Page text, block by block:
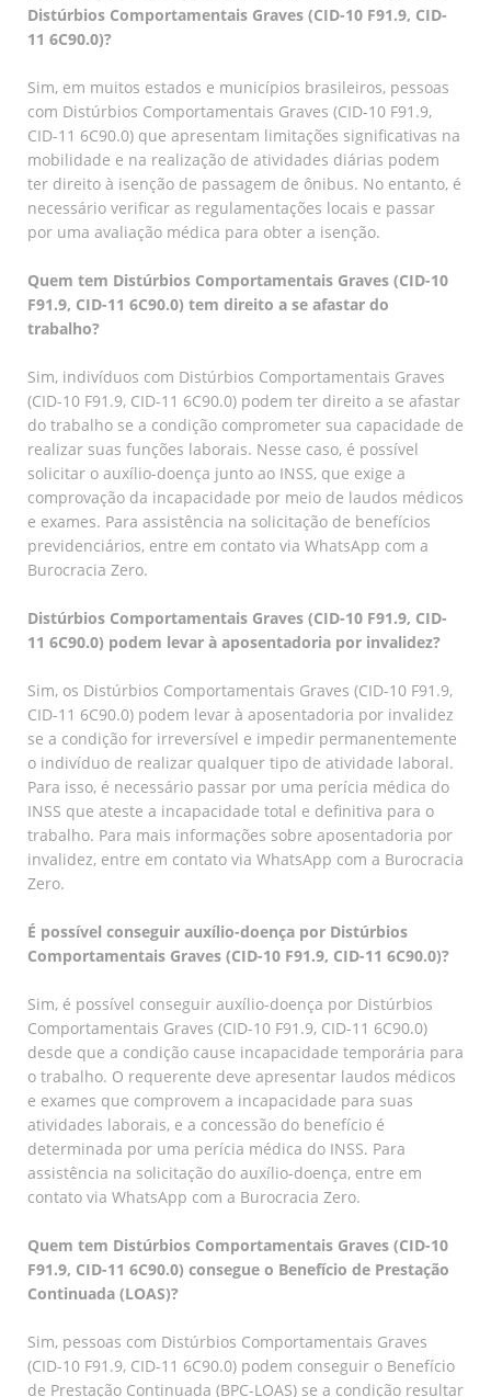
Distúrbios Comportamentais Graves (CID-10 F91.9, CID-
11 6C90.0)?
Sim, em muitos estados e municípios brasileiros, pessoas
com Distúrbios Comportamentais Graves (CID-10 F91.9,
CID-11 6C90.0) que apresentam limitações significativas na
mobilidade e na realização de atividades diárias podem
ter direito à isenção de passagem de ônibus. No entanto, é
necessário verificar as regulamentações locais e passar
por uma avaliação médica para obter a isenção.
Quem tem Distúrbios Comportamentais Graves (CID-10
F91.9, CID-11 6C90.0) tem direito a se afastar do
trabalho?
Sim, indivíduos com Distúrbios Comportamentais Graves
(CID-10 F91.9, CID-11 6C90.0) podem ter direito a se afastar
do trabalho se a condição comprometer sua capacidade de
realizar suas funções laborais. Nesse caso, é possível
solicitar o auxílio-doença junto ao INSS, que exige a
comprovação da incapacidade por meio de laudos médicos
e exames. Para assistência na solicitação de benefícios
previdenciários, entre em contato via WhatsApp com a
Burocracia Zero.
Distúrbios Comportamentais Graves (CID-10 F91.9, CID-
11 6C90.0) podem levar à aposentadoria por invalidez?
Sim, os Distúrbios Comportamentais Graves (CID-10 F91.9,
CID-11 6C90.0) podem levar à aposentadoria por invalidez
se a condição for irreversível e impedir permanentemente
o indivíduo de realizar qualquer tipo de atividade laboral.
Para isso, é necessário passar por uma perícia médica do
INSS que ateste a incapacidade total e definitiva para o
trabalho. Para mais informações sobre aposentadoria por
invalidez, entre em contato via WhatsApp com a Burocracia
Zero.
É possível conseguir auxílio-doença por Distúrbios
Comportamentais Graves (CID-10 F91.9, CID-11 6C90.0)?
Sim, é possível conseguir auxílio-doença por Distúrbios
Comportamentais Graves (CID-10 F91.9, CID-11 6C90.0)
desde que a condição cause incapacidade temporária para
o trabalho. O requerente deve apresentar laudos médicos
e exames que comprovem a incapacidade para suas
atividades laborais, e a concessão do benefício é
determinada por uma perícia médica do INSS. Para
assistência na solicitação do auxílio-doença, entre em
contato via WhatsApp com a Burocracia Zero.
Quem tem Distúrbios Comportamentais Graves (CID-10
F91.9, CID-11 6C90.0) consegue o Benefício de Prestação
Continuada (LOAS)?
Sim, pessoas com Distúrbios Comportamentais Graves
(CID-10 F91.9, CID-11 6C90.0) podem conseguir o Benefício
de Prestação Continuada (BPC-LOAS) se a condição resultar